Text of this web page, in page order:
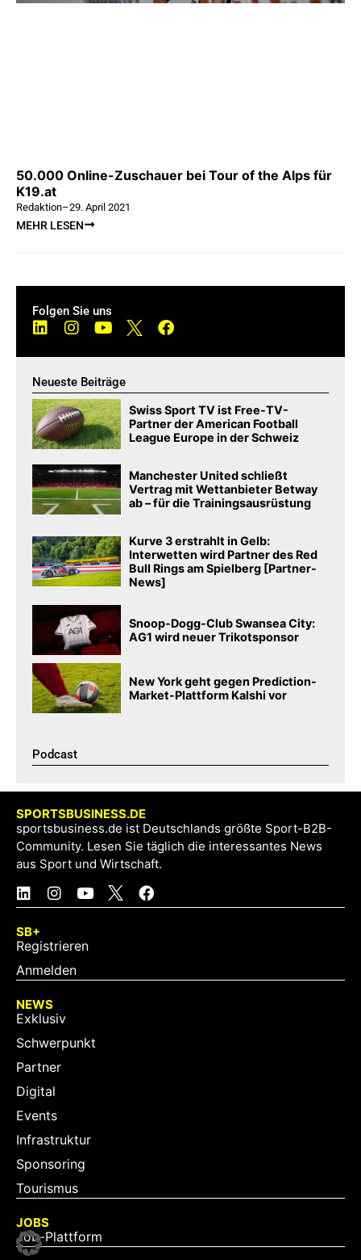
50.000 Online-Zuschauer bei Tour of the Alps für
K19.at
Redaktion–29. April 2021
MEHR LESEN
Folgen Sie uns
Neueste Beiträge
Swiss Sport TV ist Free-TV-
Partner der American Football
League Europe in der Schweiz
Manchester United schließt
Vertrag mit Wettanbieter Betway
ab – für die Trainingsausrüstung
Kurve 3 erstrahlt in Gelb:
Interwetten wird Partner des Red
Bull Rings am Spielberg [Partner-
News]
Snoop-Dogg-Club Swansea City:
AG1 wird neuer Trikotsponsor
New York geht gegen Prediction-
Market-Plattform Kalshi vor
Podcast​
SPORTSBUSINESS.DE
sportsbusiness.de ist Deutschlands größte Sport-B2B-
Community. Lesen Sie täglich die interessantes News
aus Sport und Wirtschaft.
SB+
Registrieren
Anmelden
NEWS
Exklusiv
Schwerpunkt
Partner
Digital
Events
Infrastruktur
Sponsoring
Tourismus
JOBS
Job-Plattform